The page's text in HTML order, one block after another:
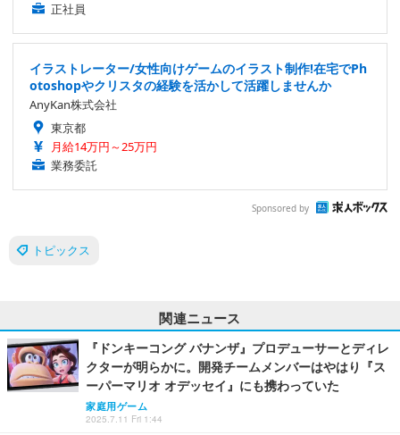
正社員
イラストレーター/女性向けゲームのイラスト制作!在宅でPh
otoshopやクリスタの経験を活かして活躍しませんか
AnyKan株式会社
東京都
月給14万円～25万円
業務委託
Sponsored by
トピックス
関連ニュース
『ドンキーコング バナンザ』プロデューサーとディレ
クターが明らかに。開発チームメンバーはやはり『ス
ーパーマリオ オデッセイ』にも携わっていた
家庭用ゲーム
2025.7.11 Fri 1:44